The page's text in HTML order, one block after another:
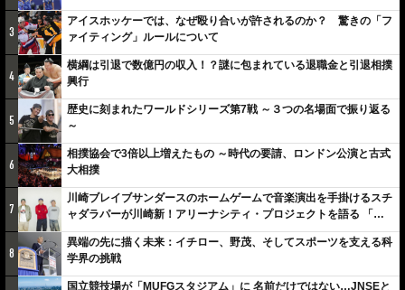
3
アイスホッケーでは、なぜ殴り合いが許されるのか？ 驚きの「フ
ァイティング」ルールについて
4
横綱は引退で数億円の収入！？謎に包まれている退職金と引退相撲
興行
5
歴史に刻まれたワールドシリーズ第7戦 ～３つの名場面で振り返る
～
6
相撲協会で3倍以上増えたもの ～時代の要請、ロンドン公演と古式
大相撲
7
川崎ブレイブサンダースのホームゲームで音楽演出を手掛けるスチ
ャダラパーが川崎新！アリーナシティ・プロジェクトを語る 「楽
しみでしかないでしょ。川崎は、ずっと成長曲線だから」
8
異端の先に描く未来：イチロー、野茂、そしてスポーツを支える科
学界の挑戦
国立競技場が「MUFGスタジアム」に 名前だけではない…JNSEと